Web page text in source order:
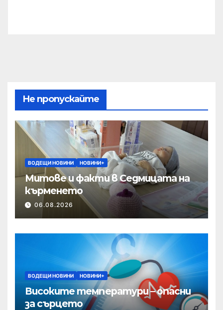
Не пропускайте
ВОДЕЩИ НОВИНИ НОВИНИ+
Митове и факти в Седмицата на
кърменето
06.08.2026
ВОДЕЩИ НОВИНИ НОВИНИ+
Високите температури – опасни
за сърцето